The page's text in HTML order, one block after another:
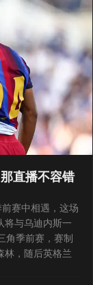
直播不容错
赛中相遇，这场
将与乌迪内斯一
角季前赛，赛制
林，随后英格兰